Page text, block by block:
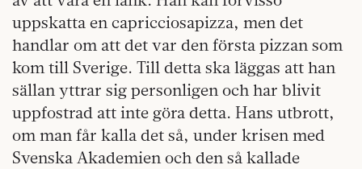
uppskatta en capricciosapizza, men det
handlar om att det var den första pizzan som
kom till Sverige. Till detta ska läggas att han
sällan yttrar sig personligen och har blivit
uppfostrad att inte göra detta. Hans utbrott,
om man får kalla det så, under krisen med
Svenska Akademien och den så kallade